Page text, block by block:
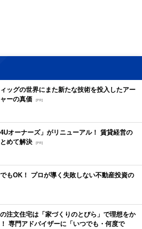
ィッグの世界にまた新たな技術を投入したアー
ャーの真価 [PR]
オーナーズ」がリニューアル！ 賃貸経営の
めて解決 [PR]
もOK！ プロが導く失敗しない不動産投資の
注文住宅は「家づくりのとびら」で理想をか
専門アドバイザーに「いつでも・何度で